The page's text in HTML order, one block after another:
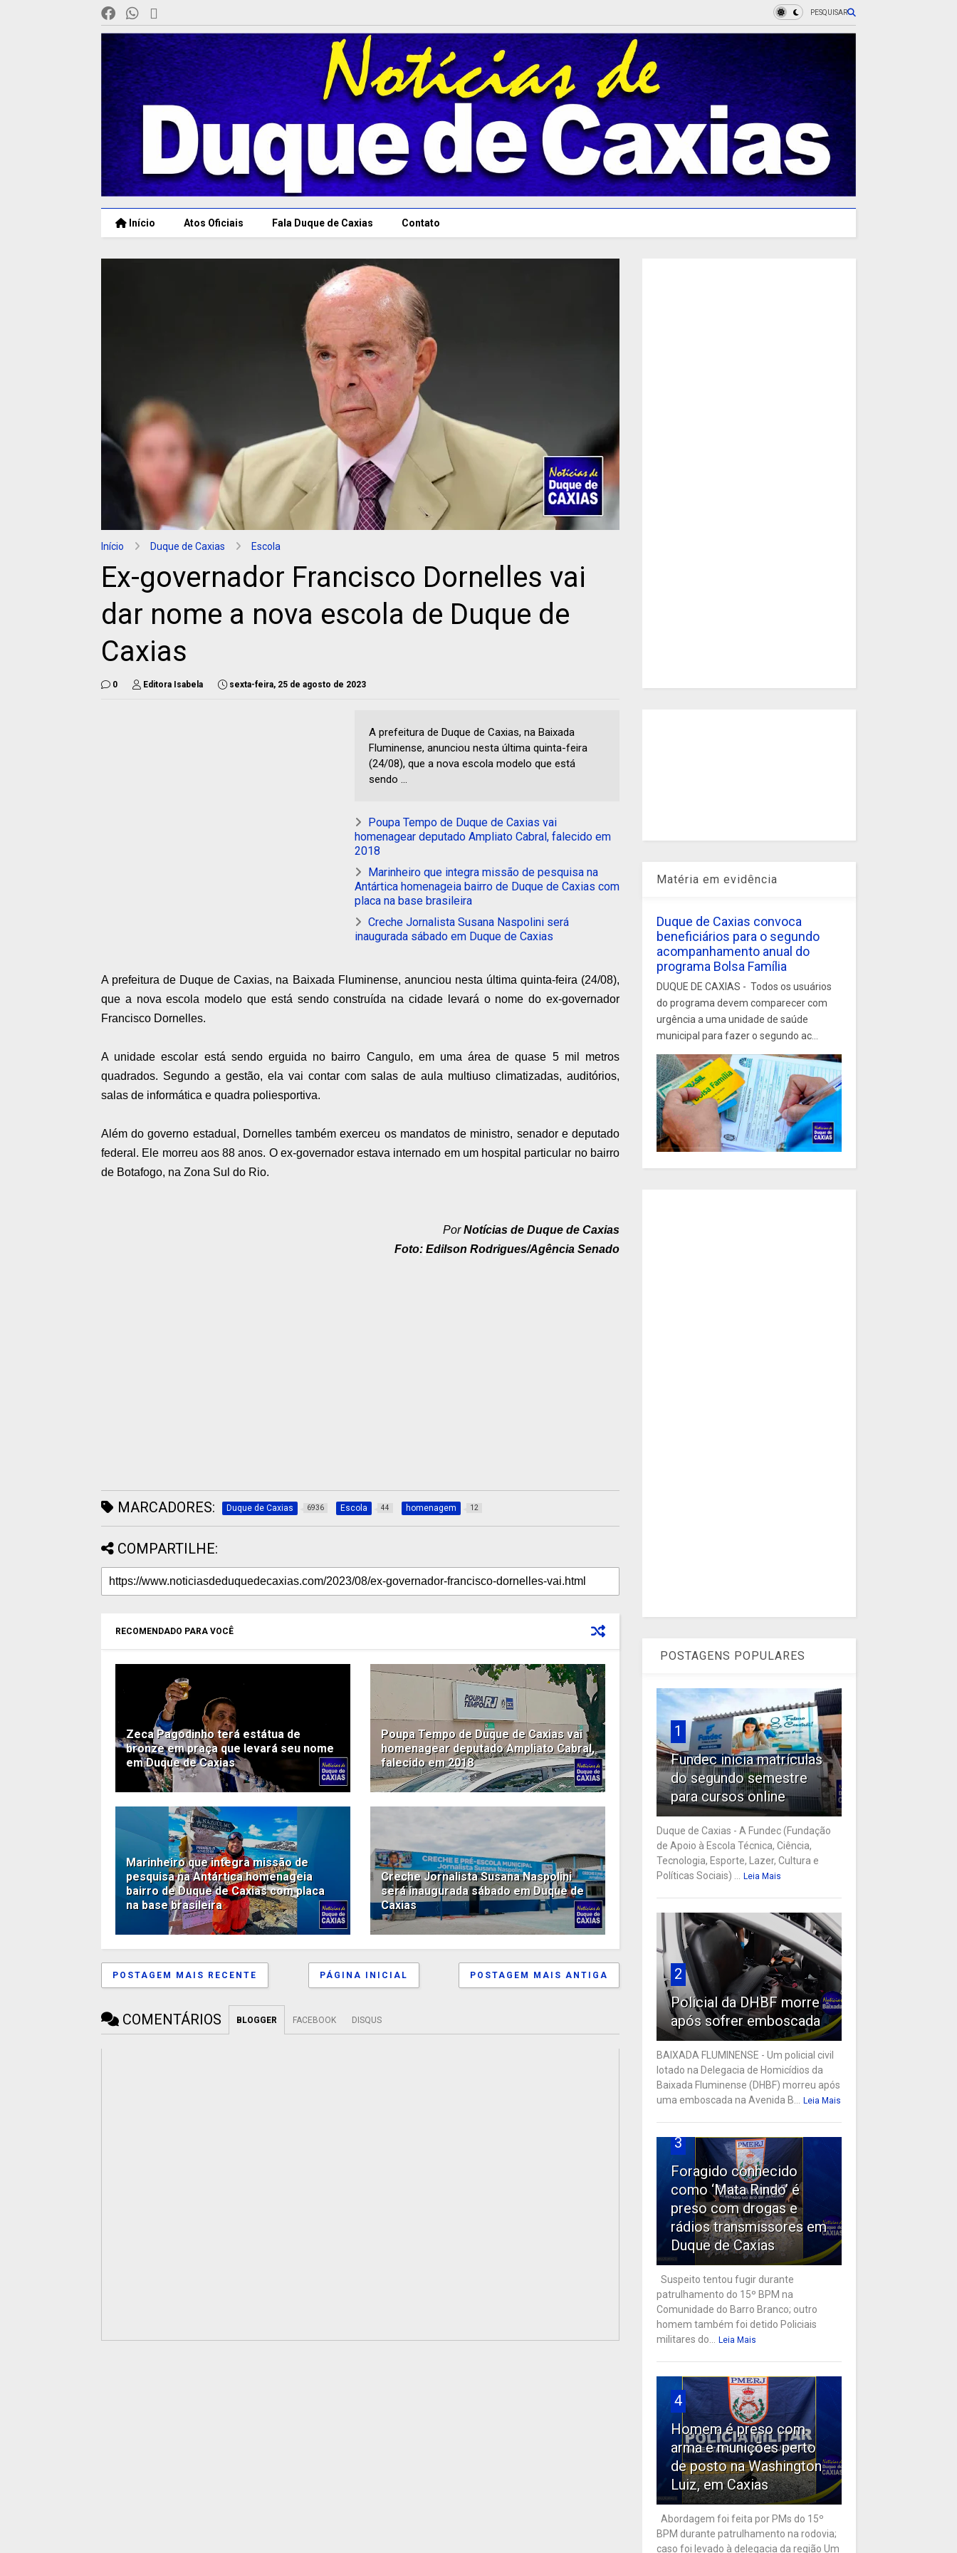
PESQUISAR
Início Atos Oficiais Fala Duque de Caxias Contato
Início Duque de Caxias Escola
Ex-governador Francisco Dornelles vai
dar nome a nova escola de Duque de
Caxias
0 Editora Isabela sexta-feira, 25 de agosto de 2023
A prefeitura de Duque de Caxias, na Baixada
Fluminense, anunciou nesta última quinta-feira
(24/08), que a nova escola modelo que está
sendo ...
Poupa Tempo de Duque de Caxias vai
homenagear deputado Ampliato Cabral, falecido em
2018
Marinheiro que integra missão de pesquisa na
Antártica homenageia bairro de Duque de Caxias com
placa na base brasileira
Creche Jornalista Susana Naspolini será
inaugurada sábado em Duque de Caxias
A prefeitura de Duque de Caxias, na Baixada Fluminense, anunciou nesta última quinta-feira (24/08),
que a nova escola modelo que está sendo construída na cidade levará o nome do ex-governador
Francisco Dornelles.
A unidade escolar está sendo erguida no bairro Cangulo, em uma área de quase 5 mil metros
quadrados. Segundo a gestão, ela vai contar com salas de aula multiuso climatizadas, auditórios,
salas de informática e quadra poliesportiva.
Além do governo estadual, Dornelles também exerceu os mandatos de ministro, senador e deputado
federal. Ele morreu aos 88 anos. O ex-governador estava internado em um hospital particular no bairro
de Botafogo, na Zona Sul do Rio.
PorNotícias de Duque de Caxias
Foto: Edilson Rodrigues/Agência Senado
MARCADORES: Duque de Caxias 6936 Escola 44 homenagem 12
COMPARTILHE:
RECOMENDADO PARA VOCÊ
Zeca Pagodinho terá estátua de
bronze em praça que levará seu nome
em Duque de Caxias
Poupa Tempo de Duque de Caxias vai
homenagear deputado Ampliato Cabral,
falecido em 2018
Marinheiro que integra missão de
pesquisa na Antártica homenageia
bairro de Duque de Caxias com placa
na base brasileira
Creche Jornalista Susana Naspolini
será inaugurada sábado em Duque de
Caxias
POSTAGEM MAIS RECENTE POSTAGEM MAIS ANTIGA
PÁGINA INICIAL
COMENTÁRIOS BLOGGER FACEBOOK DISQUS
Matéria em evidência
Duque de Caxias convoca
beneficiários para o segundo
acompanhamento anual do
programa Bolsa Família
DUQUE DE CAXIAS - Todos os usuários
do programa devem comparecer com
urgência a uma unidade de saúde
municipal para fazer o segundo ac...
POSTAGENS POPULARES
1
Fundec inicia matrículas
do segundo semestre
para cursos online
Duque de Caxias - A Fundec (Fundação
de Apoio à Escola Técnica, Ciência,
Tecnologia, Esporte, Lazer, Cultura e
Políticas Sociais) ...
Leia Mais
2
Policial da DHBF morre
após sofrer emboscada
BAIXADA FLUMINENSE - Um policial civil
lotado na Delegacia de Homicídios da
Baixada Fluminense (DHBF) morreu após
uma emboscada na Avenida B...
Leia Mais
3
Foragido conhecido
como ‘Mata Rindo’ é
preso com drogas e
rádios transmissores em
Duque de Caxias
Suspeito tentou fugir durante
patrulhamento do 15º BPM na
Comunidade do Barro Branco; outro
homem também foi detido Policiais
militares do...
Leia Mais
4
Homem é preso com
arma e munições perto
de posto na Washington
Luiz, em Caxias
Abordagem foi feita por PMs do 15º
BPM durante patrulhamento na rodovia;
caso foi levado à delegacia da região Um